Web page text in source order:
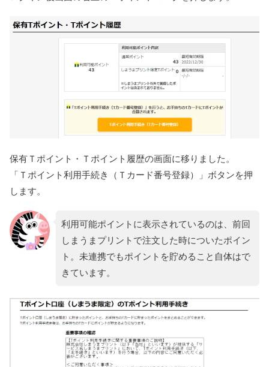
保有Ｔポイント・Ｔポイント履歴の画面に移りました。
「Ｔポイント利用手続き（Ｔカード番号登録）」ボタンを押
します。
利用可能ポイントに表示されているのは、前回
しまうまプリントで注文した時についたポイン
ト。未連携でもポイントを貯めること自体はで
きています。